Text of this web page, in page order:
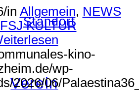
Standort
Verein
/in Allgemein, NEWS
FSJ KULTUR
kino-
wp-
2026/06/